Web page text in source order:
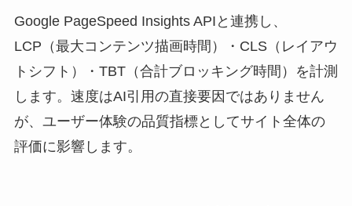
Google PageSpeed Insights APIと連携し、
LCP（最大コンテンツ描画時間）・CLS（レイアウ
トシフト）・TBT（合計ブロッキング時間）を計測
します。速度はAI引用の直接要因ではありません
が、ユーザー体験の品質指標としてサイト全体の
評価に影響します。